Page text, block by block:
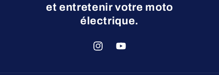
et entretenir votre moto
électrique.
InstagramYouTube